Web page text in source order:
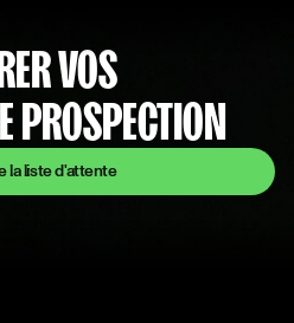
VOS
PROSPECTION
la liste d'attente